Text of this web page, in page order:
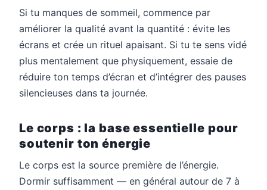
Si tu manques de sommeil, commence par
améliorer la qualité avant la quantité : évite les
écrans et crée un rituel apaisant. Si tu te sens vidé
plus mentalement que physiquement, essaie de
réduire ton temps d’écran et d’intégrer des pauses
silencieuses dans ta journée.
Le corps : la base essentielle pour
soutenir ton énergie
Le corps est la source première de l’énergie.
Dormir suffisamment — en général autour de 7 à